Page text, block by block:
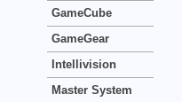
GameCube
GameGear
Intellivision
Master System